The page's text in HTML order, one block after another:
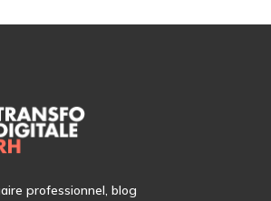
professionnel, blog